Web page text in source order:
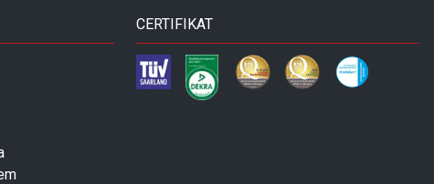
CERTIFIKAT